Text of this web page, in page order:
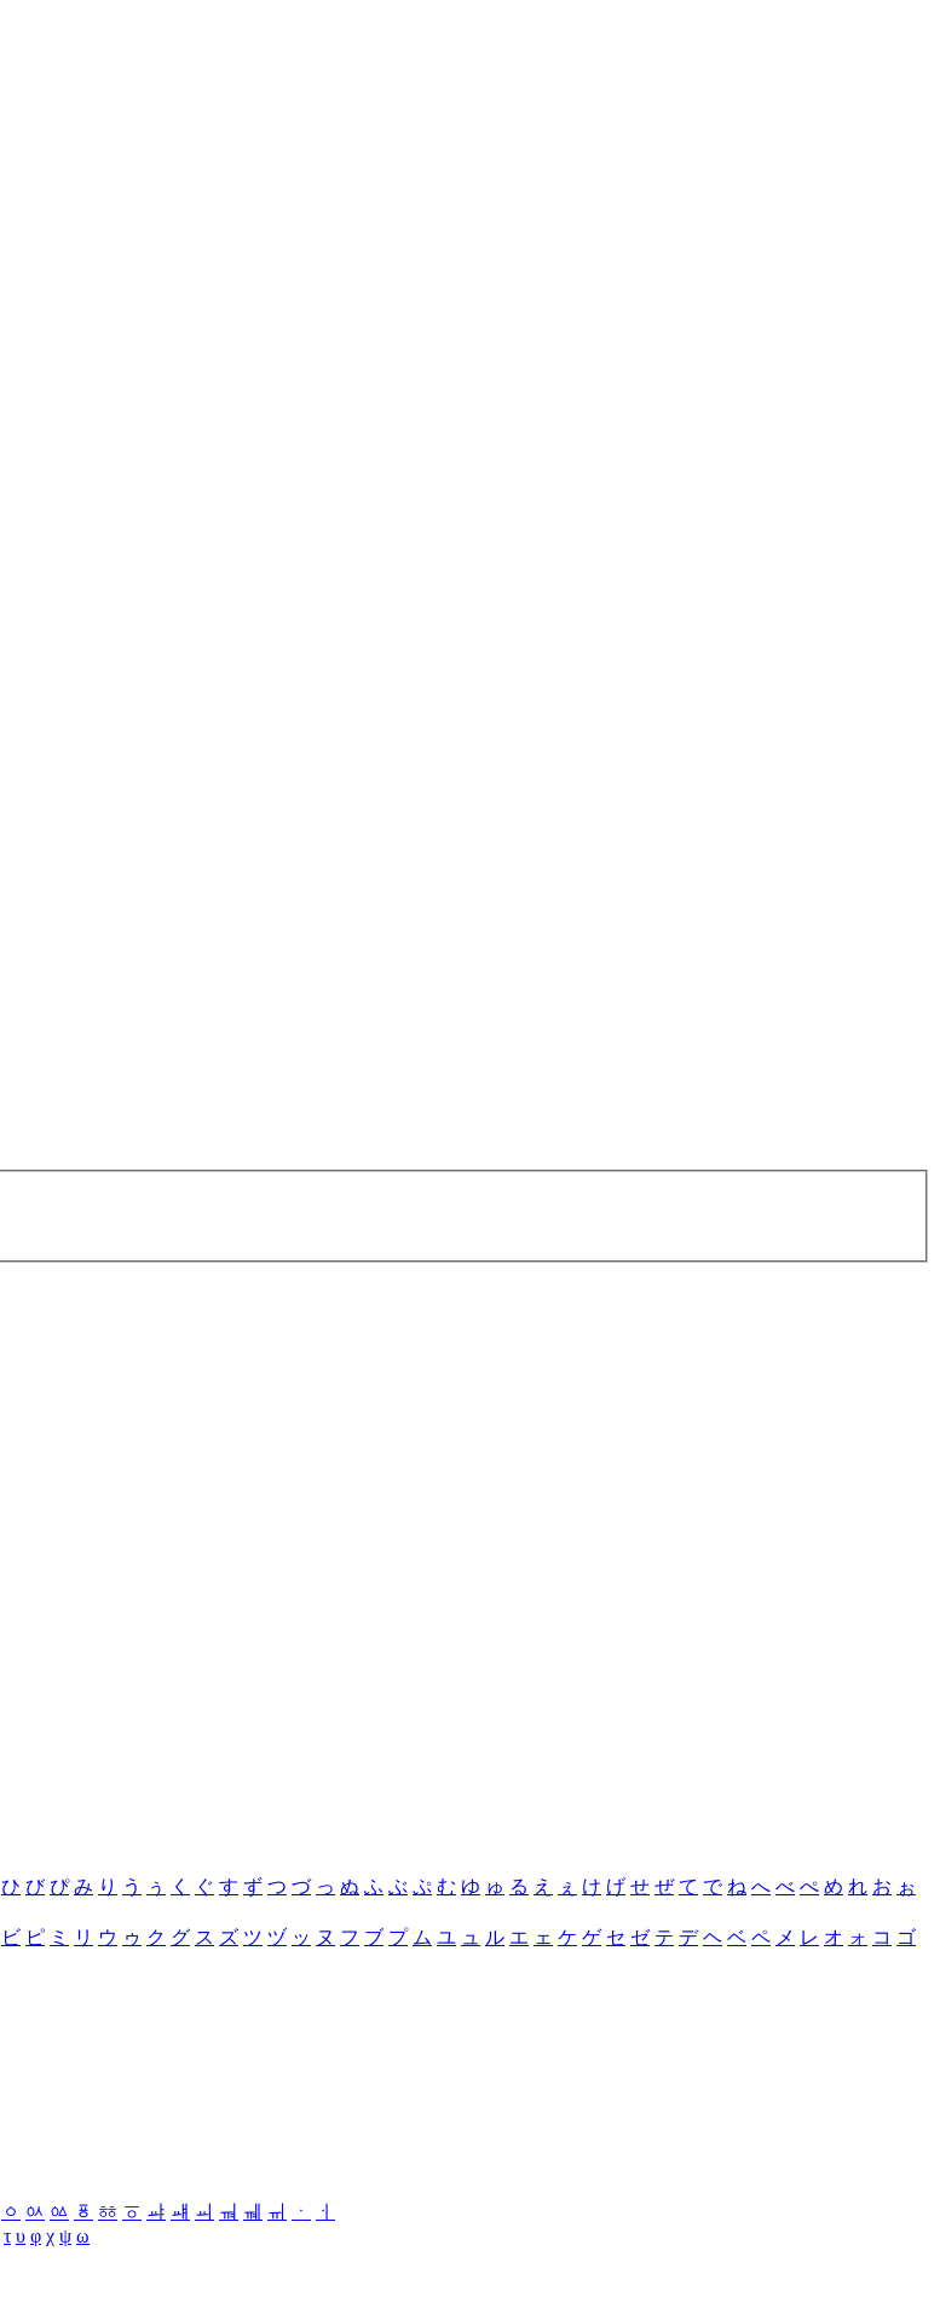
ひ び ぴ み り う ぅ く ぐ す ず つ づ っ ぬ ふ ぶ ぷ む ゆ ゅ る え ぇ け げ せ ぜ て で ね へ べ ぺ め れ お ぉ
ビ ピ ミ リ ウ ゥ ク グ ス ズ ツ ヅ ッ ヌ フ ブ プ ム ユ ュ ル エ ェ ケ ゲ セ ゼ テ デ ヘ ベ ペ メ レ オ ォ コ ゴ
ㆁ ㆂ ㆃ ㆄ ㆅ ㆆ ㆇ ㆈ ㆉ ㆊ ㆋ ㆌ ㆍ
ㆎ
τ υ φ χ ψ ω